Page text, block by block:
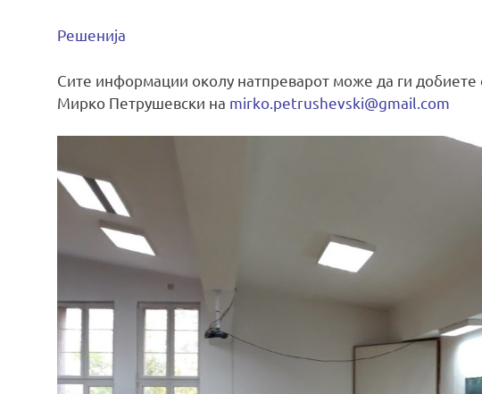
Решенија
Сите информации околу натпреварот може да ги добиете
Мирко Петрушевски на mirko.petrushevski@gmail.com